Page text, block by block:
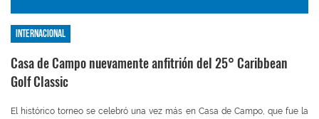
Internacional
Casa de Campo nuevamente anfitrión del 25° Caribbean
Golf Classic
El histórico torneo se celebró una vez más en Casa de Campo, que fue la